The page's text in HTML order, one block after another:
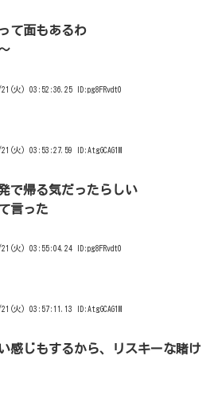
て面もあるわ
火) 03:52:36.25 ID:pg8FRvdt0
火) 03:53:27.59 ID:AtgGCAG1M
で帰る気だったらしい
言った
火) 03:55:04.24 ID:pg8FRvdt0
火) 03:57:11.13 ID:AtgGCAG1M
感じもするから、リスキーな賭け